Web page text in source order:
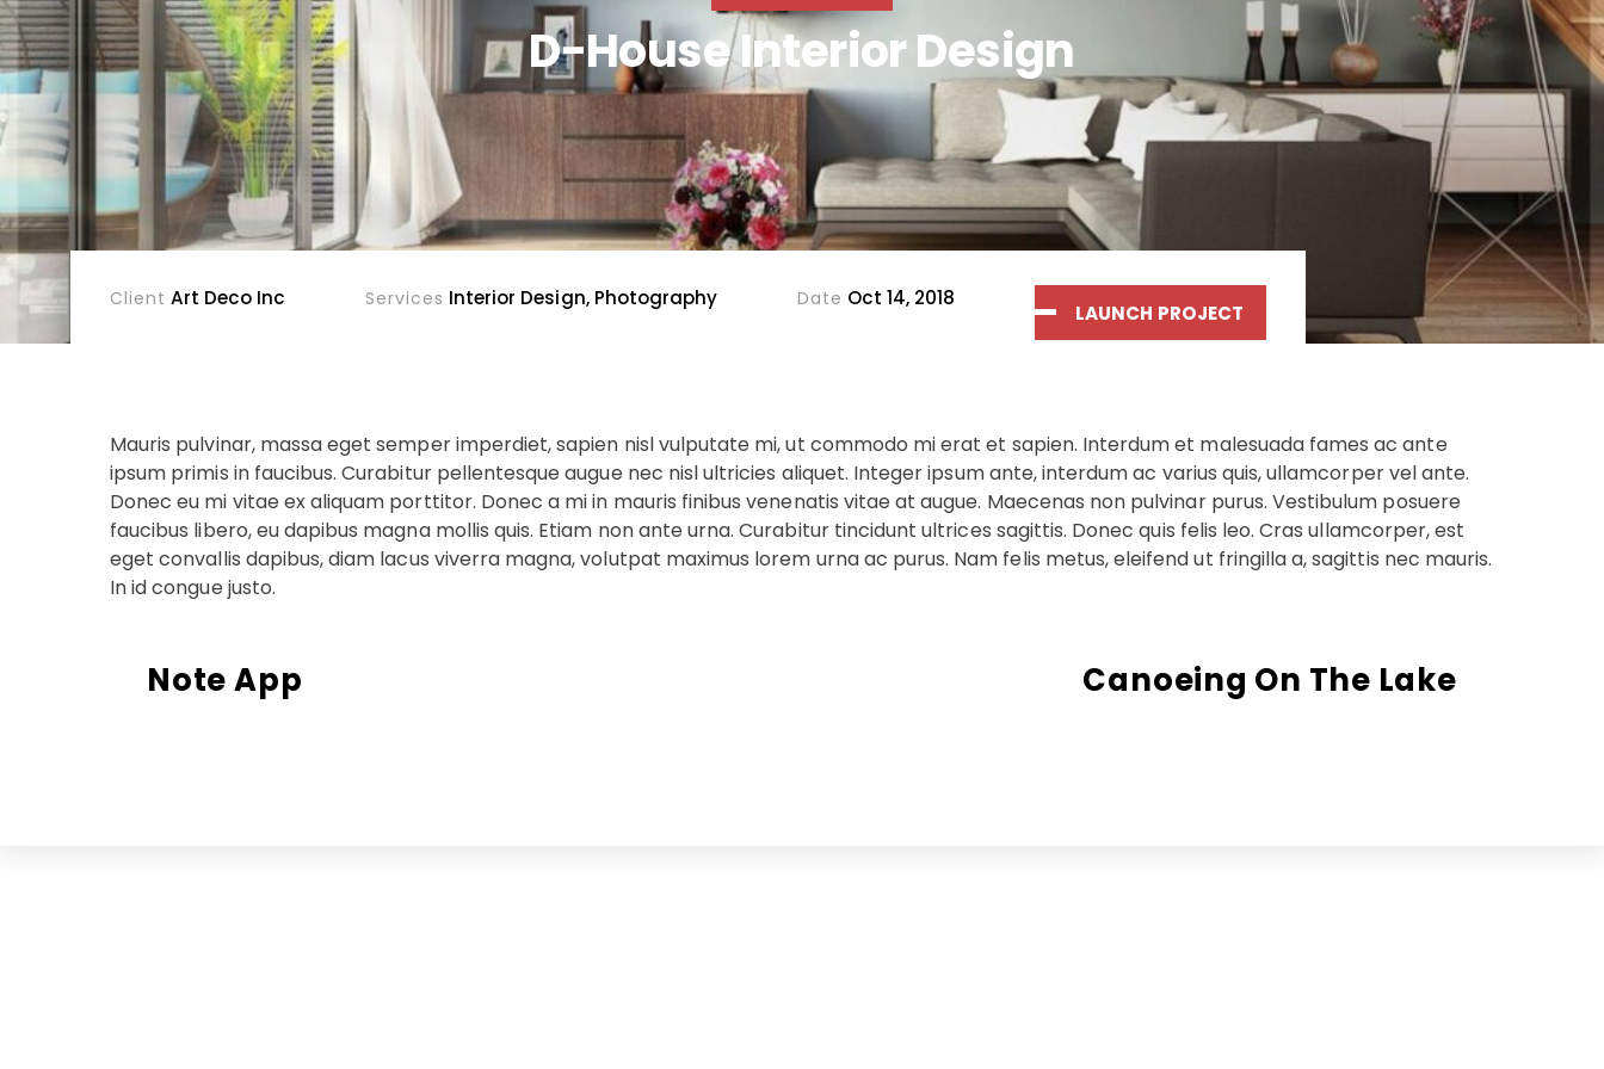
D-House Interior Design
Client Art Deco Inc Services Interior Design, Photography Date Oct 14, 2018
LAUNCH PROJECT
Mauris pulvinar, massa eget semper imperdiet, sapien nisl vulputate mi, ut commodo mi erat et sapien. Interdum et malesuada fames ac ante
ipsum primis in faucibus. Curabitur pellentesque augue nec nisl ultricies aliquet. Integer ipsum ante, interdum ac varius quis, ullamcorper vel ante.
Donec eu mi vitae ex aliquam porttitor. Donec a mi in mauris finibus venenatis vitae at augue. Maecenas non pulvinar purus. Vestibulum posuere
faucibus libero, eu dapibus magna mollis quis. Etiam non ante urna. Curabitur tincidunt ultrices sagittis. Donec quis felis leo. Cras ullamcorper, est
eget convallis dapibus, diam lacus viverra magna, volutpat maximus lorem urna ac purus. Nam felis metus, eleifend ut fringilla a, sagittis nec mauris.
In id congue justo.
Note App Canoeing On The Lake